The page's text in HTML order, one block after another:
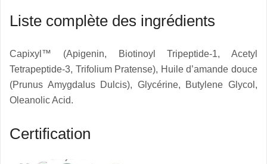
Liste complète des ingrédients
Capixyl™ (Apigenin, Biotinoyl Tripeptide-1, Acetyl
Tetrapeptide-3, Trifolium Pratense), Huile d’amande douce
(Prunus Amygdalus Dulcis), Glycérine, Butylene Glycol,
Oleanolic Acid.
Certification